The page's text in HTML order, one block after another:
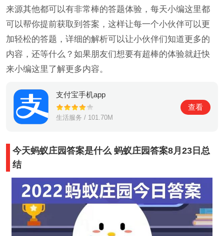
来源其他都可以有非常棒的答题体验，每天小编这里都
可以帮你提前获取到答案，这样让每一个小伙伴可以更
加轻松的答题，详细的解析可以让小伙伴们知道更多的
内容，还等什么？如果朋友们想要有超棒的体验就赶快
来小编这里了解更多内容。
支付宝手机app
生活服务 / 101.70M
查看
今天蚂蚁庄园答案是什么 蚂蚁庄园答案8月23日总
结